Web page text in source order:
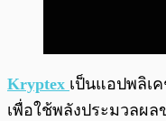
Kryptex เป็นแอปพลิเ
เพื่อใช้พลังประมวลผ